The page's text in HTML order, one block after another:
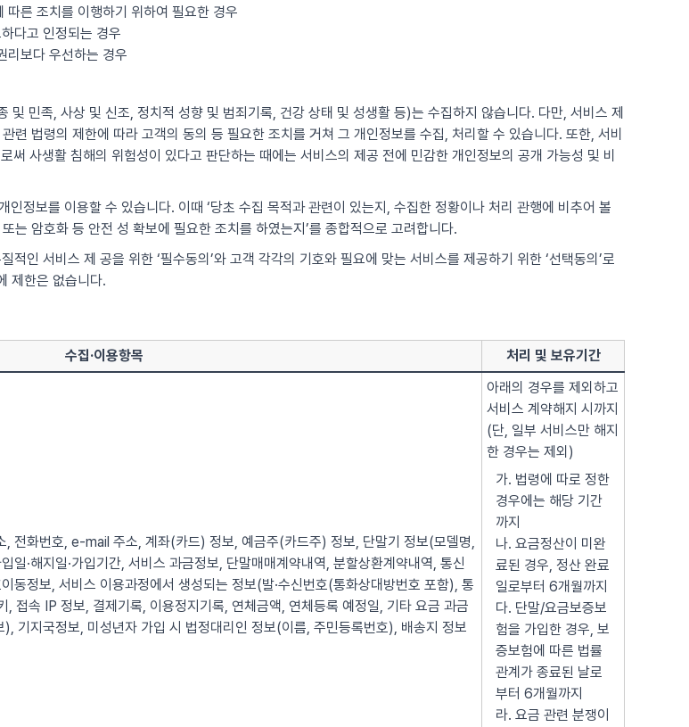
른 조치를 이행하기 위하여 필요한 경우
다고 인정되는 경우
리보다 우선하는 경우
민족, 사상 및 신조, 정치적 성향 및 범죄기록, 건강 상태 및 성생활 등)는 수집하지 않습니다. 다만, 서비스 제
법령의 제한에 따라 고객의 동의 등 필요한 조치를 거쳐 그 개인정보를 수집, 처리할 수 있습니다. 또한, 서비
사생활 침해의 위험성이 있다고 판단하는 때에는 서비스의 제공 전에 민감한 개인정보의 공개 가능성 및 비
정보를 이용할 수 있습니다. 이때 ‘당초 수집 목적과 관련이 있는지, 수집한 정황이나 처리 관행에 비추어 볼
암호화 등 안전 성 확보에 필요한 조치를 하였는지’를 종합적으로 고려합니다.
인 서비스 제 공을 위한 ‘필수동의’와 고객 각각의 기호와 필요에 맞는 서비스를 제공하기 위한 ‘선택동의’로
제한은 없습니다.
수집·이용항목 처리 및 보유기간
, 전화번호, e-mail 주소, 계좌(카드) 정보, 예금주(카드주) 정보, 단말기 정보(모델명,
·해지일·가입기간, 서비스 과금정보, 단말매매계약내역, 분할상환계약내역, 통신
동정보, 서비스 이용과정에서 생성되는 정보(발·수신번호(통화상대방번호 포함), 통
접속 IP 정보, 결제기록, 이용정지기록, 연체금액, 연체등록 예정일, 기타 요금 과금
기지국정보, 미성년자 가입 시 법정대리인 정보(이름, 주민등록번호), 배송지 정보
아래의 경우를 제외하고
서비스 계약해지 시까지
(단, 일부 서비스만 해지
한 경우는 제외)
가. 법령에 따로 정한
경우에는 해당 기간
까지
나. 요금정산이 미완
료된 경우, 정산 완료
일로부터 6개월까지
다. 단말/요금보증보
험을 가입한 경우, 보
증보험에 따른 법률
관계가 종료된 날로
부터 6개월까지
라. 요금 관련 분쟁이